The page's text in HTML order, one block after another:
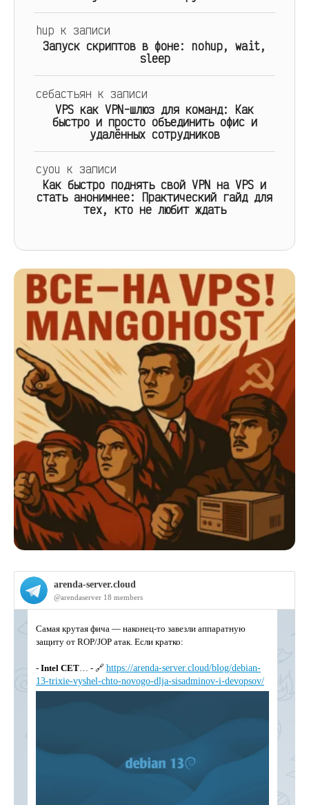
hup к записи
Запуск скриптов в фоне: nohup, wait,
sleep
себастьян к записи
VPS как VPN-шлюз для команд: Как
быстро и просто объединить офис и
удалённых сотрудников
cyou к записи
Как быстро поднять свой VPN на VPS и
стать анонимнее: Практический гайд для
тех, кто не любит ждать